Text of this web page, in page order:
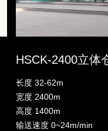
HSCK-2400立体
长度 32-62m
宽度 2400m
高度 1400m
输送速度 0~24m/min